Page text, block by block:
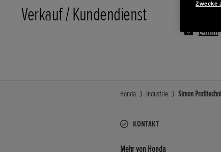
Verkauf / Kundendienst
E-Mail
Honda Industrie Simon
KONTAKT
Mehr von Honda
Zwecke